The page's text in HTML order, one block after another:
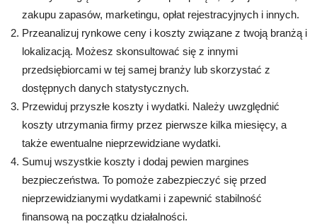
zakupu zapasów, marketingu, opłat rejestracyjnych i innych.
Przeanalizuj rynkowe ceny i koszty związane z twoją branżą i
lokalizacją. Możesz skonsultować się z innymi
przedsiębiorcami w tej samej branży lub skorzystać z
dostępnych danych statystycznych.
Przewiduj przyszłe koszty i wydatki. Należy uwzględnić
koszty utrzymania firmy przez pierwsze kilka miesięcy, a
także ewentualne nieprzewidziane wydatki.
Sumuj wszystkie koszty i dodaj pewien margines
bezpieczeństwa. To pomoże zabezpieczyć się przed
nieprzewidzianymi wydatkami i zapewnić stabilność
finansową na początku działalności.